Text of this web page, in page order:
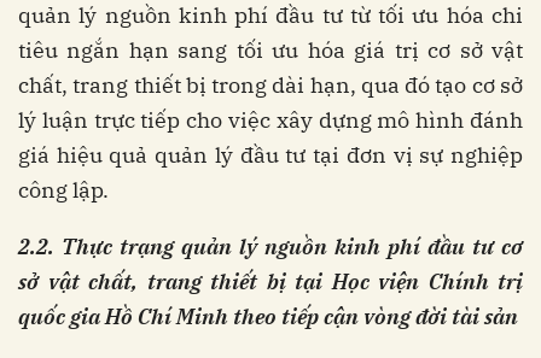
quản lý nguồn kinh phí đầu tư từ tối ưu hóa chi
tiêu ngắn hạn sang tối ưu hóa giá trị cơ sở vật
chất, trang thiết bị trong dài hạn, qua đó tạo cơ sở
lý luận trực tiếp cho việc xây dựng mô hình đánh
giá hiệu quả quản lý đầu tư tại đơn vị sự nghiệp
công lập.
2.2. Thực trạng quản lý nguồn kinh phí đầu tư cơ
sở vật chất, trang thiết bị tạiHọc viện Chính trị
quốc giaHồ Chí Minh theo tiếp cận vòng đời tài sản